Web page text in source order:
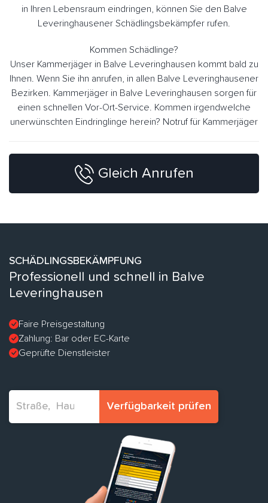
in Ihren Lebensraum eindringen, können Sie den Balve
Leveringhausener Schädlingsbekämpfer rufen.
Kommen Schädlinge?
Unser Kammerjäger in Balve Leveringhausen kommt bald zu
Ihnen. Wenn Sie ihn anrufen, in allen Balve Leveringhausener
Bezirken. Kammerjäger in Balve Leveringhausen sorgen für
einen schnellen Vor-Ort-Service. Kommen irgendwelche
unerwünschten Eindringlinge herein? Notruf für Kammerjäger
Gleich Anrufen
SCHÄDLINGSBEKÄMPFUNG
Professionell und schnell in Balve
Leveringhausen
Faire Preisgestaltung
Zahlung: Bar oder EC-Karte
Geprüfte Dienstleister
Verfügbarkeit prüfen